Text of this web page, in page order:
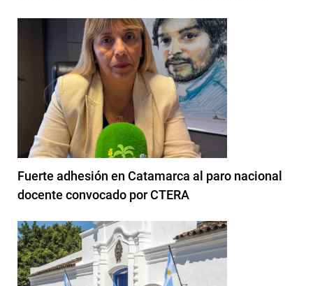
Fuerte adhesión en Catamarca al paro nacional
docente convocado por CTERA